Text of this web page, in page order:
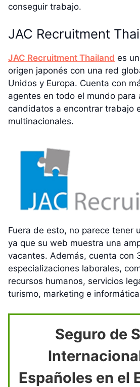
conseguir trabajo.
JAC Recruitment
JAC Recruitment Thailand es
origen japonés con una red
Unidos y Europa. Cuenta con
agentes en todo el mundo para
candidatos a encontrar trabajo
multinacionales.
Fuera de esto, no parece tener
ya que su web muestra una
vacantes. Además, cuenta con
especializaciones laborales,
recursos humanos, servicios
turismo, marketing e
Seguro de
Españoles en el